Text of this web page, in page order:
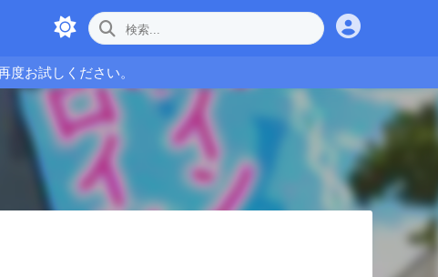
お試しください。